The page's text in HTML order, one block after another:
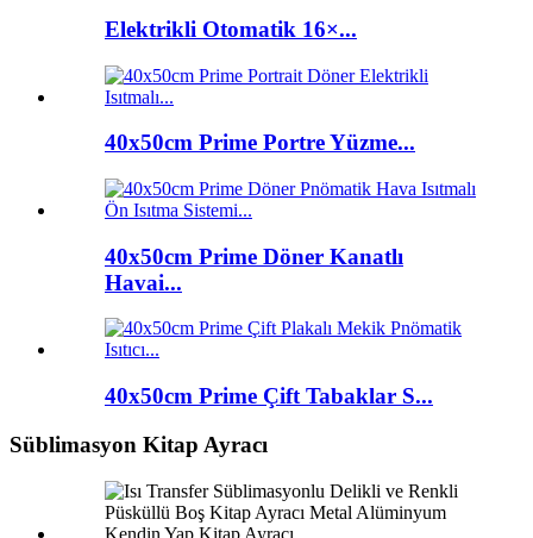
Elektrikli Otomatik 16×...
40x50cm Prime Portre Yüzme...
40x50cm Prime Döner Kanatlı
Havai...
40x50cm Prime Çift Tabaklar S...
Süblimasyon Kitap Ayracı